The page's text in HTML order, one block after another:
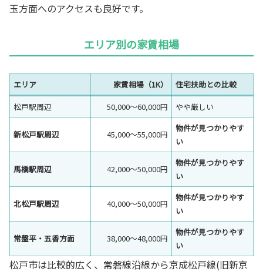
玉方面へのアクセスも良好です。
エリア別の家賃相場
エリア 家賃相場（1K）
住宅扶助との比較
松戸駅周辺
50,000〜60,000円 やや厳しい
新松戸駅周辺 45,000〜55,000円
物件が見つかりやす
い
馬橋駅周辺 42,000〜50,000円
物件が見つかりやす
い
北松戸駅周辺 40,000〜50,000円
物件が見つかりやす
い
常盤平・五香方面 38,000〜48,000円
物件が見つかりやす
い
松戸市は比較的広く、常磐線沿線から京成松戸線(旧新京